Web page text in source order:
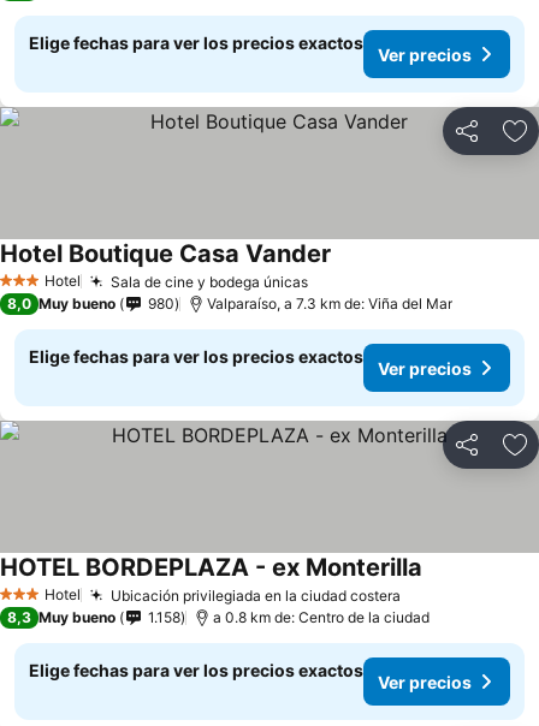
Elige fechas para ver los precios exactos
Ver precios
Compartir
3 Estrellas
Hotel Sala de cine y bodega únicasVer precios
Hotel Boutique Casa Vander
8,0 Muy bueno 980 Valparaíso, a 7.3 km de: Viña del Mar
Elige fechas para ver los precios exactos
Ver precios
Compartir
3 Estrellas
Hotel Ubicación privilegiada en la ciudad costera
HOTEL BORDEPLAZA - ex Monterilla
8,3 Muy bueno 1.158 a 0.8 km de: Centro de la ciudad
Elige fechas para ver los precios exactos
Ver precios